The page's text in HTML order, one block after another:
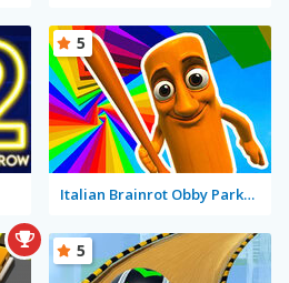
Italian Brainrot Obby Parkour
5
5